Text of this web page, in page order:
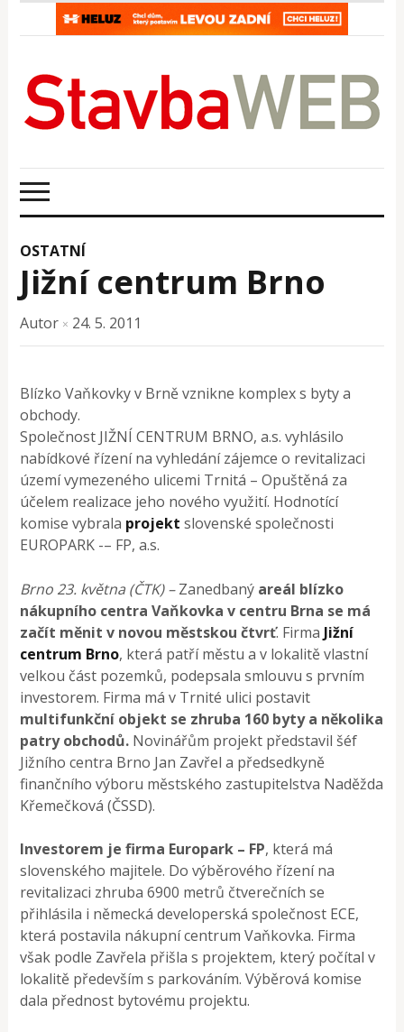
OSTATNÍ
Jižní centrum Brno
Autor × 24. 5. 2011
Blízko Vaňkovky v Brně vznikne komplex s byty a
obchody.
Společnost JIŽNÍ CENTRUM BRNO, a.s. vyhlásilo
nabídkové řízení na vyhledání zájemce o revitalizaci
území vymezeného ulicemi Trnitá – Opuštěná za
účelem realizace jeho nového využití. Hodnotící
komise vybrala projekt slovenské společnosti
EUROPARK -­– FP, a.s.
Brno 23. května (ČTK) –Zanedbaný areál blízko
nákupního centra Vaňkovka v centru Brna se má
začít měnit v novou městskou čtvrť. Firma Jižní
centrum Brno, která patří městu a v lokalitě vlastní
velkou část pozemků, podepsala smlouvu s prvním
investorem. Firma má v Trnité ulici postavit
multifunkční objekt se zhruba 160 byty a několika
patry obchodů. Novinářům projekt představil šéf
Jižního centra Brno Jan Zavřel a předsedkyně
finančního výboru městského zastupitelstva Naděžda
Křemečková (ČSSD).
Investorem je firma Europark – FP, která má
slovenského majitele. Do výběrového řízení na
revitalizaci zhruba 6900 metrů čtverečních se
přihlásila i německá developerská společnost ECE,
která postavila nákupní centrum Vaňkovka. Firma
však podle Zavřela přišla s projektem, který počítal v
lokalitě především s parkováním. Výběrová komise
dala přednost bytovému projektu.